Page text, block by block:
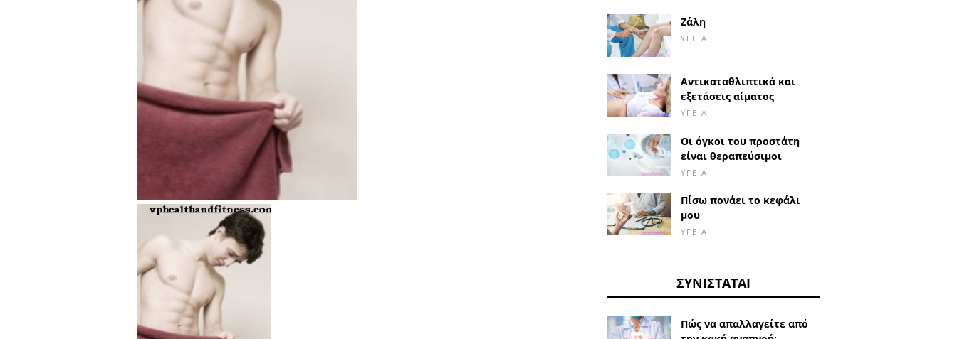
Ζάλη
ΥΓΕΊΑ
Αντικαταθλιπτικά και
εξετάσεις αίματος
ΥΓΕΊΑ
Οι όγκοι του προστάτη
είναι θεραπεύσιμοι
ΥΓΕΊΑ
Πίσω πονάει το κεφάλι
μου
ΥΓΕΊΑ
ΣΥΝΙΣΤΆΤΑΙ
Πώς να απαλλαγείτε από